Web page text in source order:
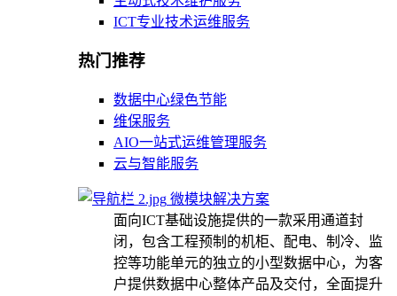
ICT专业技术运维服务
热门推荐
数据中心绿色节能
维保服务
AIO一站式运维管理服务
云与智能服务
微模块解决方案
面向ICT基础设施提供的一款采用通道封
闭，包含工程预制的机柜、配电、制冷、监
控等功能单元的独立的小型数据中心，为客
户提供数据中心整体产品及交付，全面提升